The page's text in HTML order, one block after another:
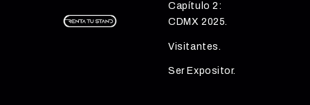
Capítulo 2:
CDMX 2025.
Visitantes.
Ser Expositor.